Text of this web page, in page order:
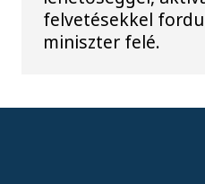
felvetésekkel
miniszter felé.